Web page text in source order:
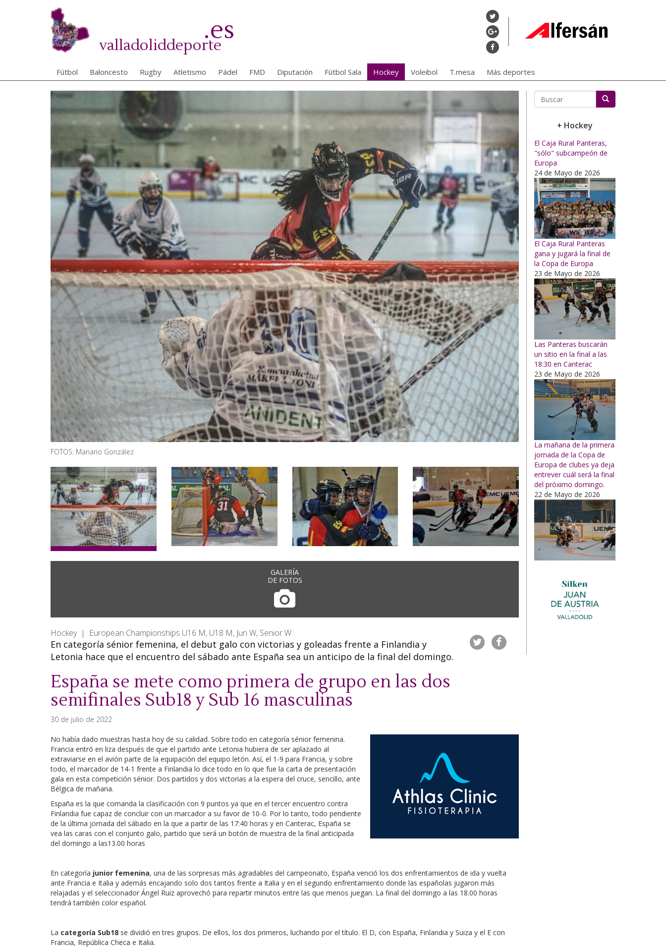
valladoliddeporte
.es
Fútbol Baloncesto Rugby Atletismo Pádel FMD Diputación Fútbol Sala Hockey Voleibol T.mesa Más deportes
FOTOS: Mariano González
GALERÍA
DE FOTOS
Hockey | European Championships U16 M, U18 M, Jun W, Senior W
​En categoría sénior femenina, el debut galo con victorias y goleadas frente a Finlandia y
Letonia hace que el encuentro del sábado ante España sea un anticipo de la final del domingo.
España se mete como primera de grupo en las dos
semifinales Sub18 y Sub 16 masculinas
30 de julio de 2022
No había dado muestras hasta hoy de su calidad. Sobre todo en categoría sénior femenina.
Francia entró en liza después de que el partido ante Letonia hubiera de ser aplazado al
extraviarse en el avión parte de la equipación del equipo letón. Así, el 1-9 para Francia, y sobre
todo, el marcador de 14-1 frente a Finlandia lo dice todo en lo que fue la carta de presentación
gala en esta competición sénior. Dos partidos y dos victorias a la espera del cruce, sencillo, ante
Bélgica de mañana.
España es la que comanda la clasificación con 9 puntos ya que en el tercer encuentro contra
Finlandia fue capaz de concluir con un marcador a su favor de 10-0. Por lo tanto, todo pendiente
de la última jornada del sábado en la que a partir de las 17:40 horas y en Canterac, España se
vea las caras con el conjunto galo, partido que será un botón de muestra de la final anticipada
del domingo a las13.00 horas
En categoría junior femenina, una de las sorpresas más agradables del campeonato, España venció los dos enfrentamientos de ida y vuelta
ante Francia e Italia y además encajando solo dos tantos frente a Italia y en el segundo enfrentamiento donde las españolas jugaron más
relajadas y el seleccionador Ángel Ruiz aprovechó para repartir minutos entre las que menos juegan. La final del domingo a las 18.00 horas
tendrá también color español.
La categoría Sub18 se dividió en tres grupos. De ellos, los dos primeros, luchando por el título. El D, con España, Finlandia y Suiza y el E con
Francia, República Checa e Italia.
+ Hockey
El Caja Rural Panteras,
"sólo" subcampeón de
Europa
24 de Mayo de 2026
El Caja Rural Panteras
gana y jugará la final de
la Copa de Europa
23 de Mayo de 2026
Las Panteras buscarán
un sitio en la final a las
18:30 en Canterac
23 de Mayo de 2026
La mañana de la primera
jornada de la Copa de
Europa de clubes ya deja
entrever cuál será la final
del próximo domingo.
22 de Mayo de 2026